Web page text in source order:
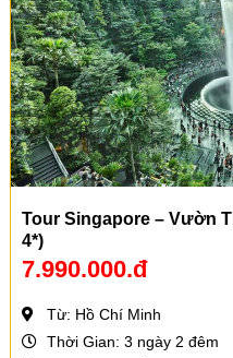
Tour Singapore – Vườn
4*)
7.990.000.đ
Từ: Hồ Chí Minh
Thời Gian: 3 ngày 2 đêm